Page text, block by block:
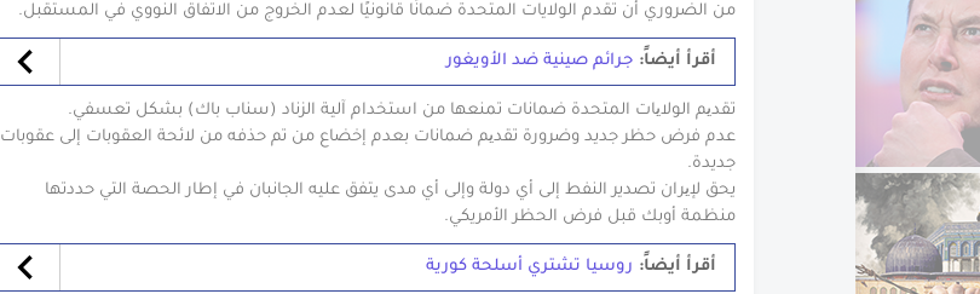
من الضروري أن تقدم الولايات المتحدة ضمانًا قانونيًا لعدم الخروج من الاتفاق النووي في المستقبل.
أقرأ أيضاً: جرائم صينية ضد الأويغور
تقدیم الولایات المتحدة ضمانات تمنعها من استخدام آلية الزناد (سناب باك) بشكل تعسفي.
عدم فرض حظر جديد وضرورة تقدیم ضمانات بعدم إخضاع من تم حذفه من لائحة العقوبات إلى عقوبات
جديدة.
يحق لإیران تصدير النفط إلى أي دولة وإلى أي مدى يتفق عليه الجانبان في إطار الحصة التي حددتها
منظمة أوبك قبل فرض الحظر الأمريكي.
أقرأ أيضاً: روسيا تشتري أسلحة كورية